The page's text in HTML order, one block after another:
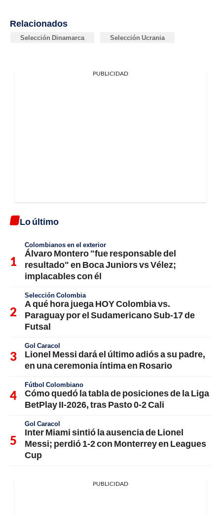
Relacionados
Selección Dinamarca Selección Ucrania
PUBLICIDAD
Lo último
Colombianos en el exterior
Álvaro Montero "fue responsable del
resultado" en Boca Juniors vs Vélez;
implacables con él
Selección Colombia
A qué hora juega HOY Colombia vs.
Paraguay por el Sudamericano Sub-17 de
Futsal
Gol Caracol
Lionel Messi dará el último adiós a su padre,
en una ceremonia íntima en Rosario
Fútbol Colombiano
Cómo quedó la tabla de posiciones de la Liga
BetPlay II-2026, tras Pasto 0-2 Cali
Gol Caracol
Inter Miami sintió la ausencia de Lionel
Messi; perdió 1-2 con Monterrey en Leagues
Cup
PUBLICIDAD